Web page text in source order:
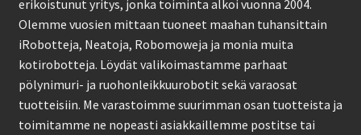
erikoistunut yritys, jonka toiminta alkoi vuonna 2004.
Olemme vuosien mittaan tuoneet maahan tuhansittain
iRobotteja, Neatoja, Robomoweja ja monia muita
kotirobotteja. Löydät valikoimastamme parhaat
pölynimuri- ja ruohonleikkuurobotit sekä varaosat
tuotteisiin. Me varastoimme suurimman osan tuotteista ja
toimitamme ne nopeasti asiakkaillemme postitse tai